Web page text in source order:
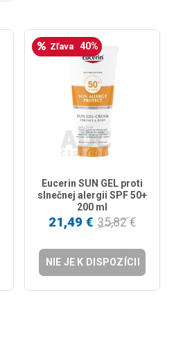
Zľava 40%
Eucerin SUN GEL proti
slnečnej alergii SPF 50+
200 ml
21,49 € 35,82 €
NIE JE K DISPOZÍCII